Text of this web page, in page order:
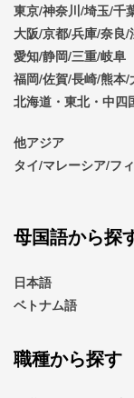
東京/神奈川/埼玉/千
大阪/京都/兵庫/奈良/
愛知/静岡/三重/岐阜
福岡/佐賀/長崎/熊本/
北海道・東北・中四
他アジア
タイ/マレーシア/フ
母国語から探
日本語
ベトナム語
職種から探す